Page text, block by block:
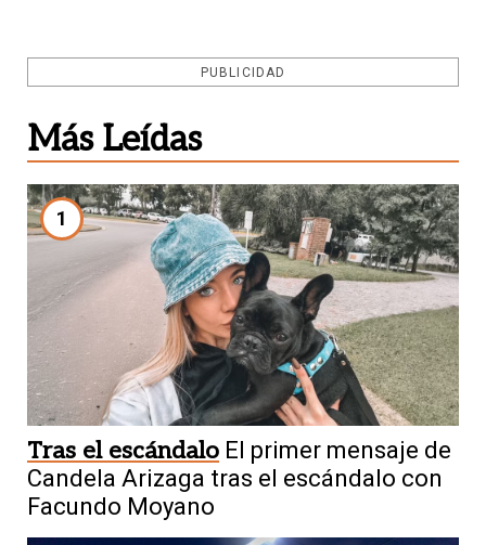
PUBLICIDAD
Más Leídas
1
Tras el escándalo El primer mensaje de
Candela Arizaga tras el escándalo con
Facundo Moyano